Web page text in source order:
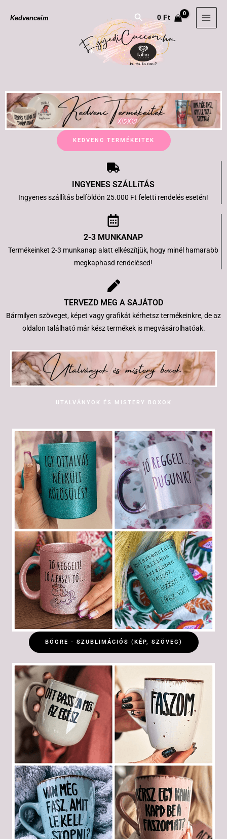
Kedvenceim Search
0 Ft
KEDVENC TERMÉKEITEK
INGYENES SZÁLLíTÁS
Ingyenes szállítás belföldön 25.000 Ft feletti rendelés esetén!
2-3 MUNKANAP
Termékeinket 2-3 munkanap alatt elkészítjük, hogy minél hamarabb
megkaphasd rendelésed!
TERVEZD MEG A SAJÁTOD
Bármilyen szöveget, képet vagy grafikát kérhetsz termékeinkre, de az
oldalon található már kész termékek is megvásárolhatóak.
UTALVÁNYOK ÉS MISTERY BOXOK
BÖGRE - SZUBLIMÁCIÓS (KÉP, SZÖVEG)